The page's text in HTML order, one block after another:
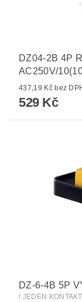
DZ04-2B 4P
AC250V/
437,19 Kč bez
529 Kč
DZ-6-4B 5P
! JEDEN